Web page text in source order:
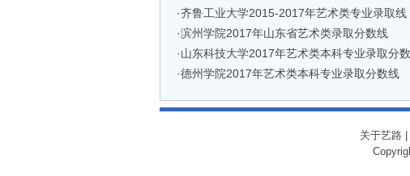
·齐鲁工业大学2015-2017年艺术类专业录取线
·滨州学院2017年山东省艺术类录取分数线
·山东科技大学2017年艺术类本科专业录取分
·德州学院2017年艺术类本科专业录取分数线
关于艺路